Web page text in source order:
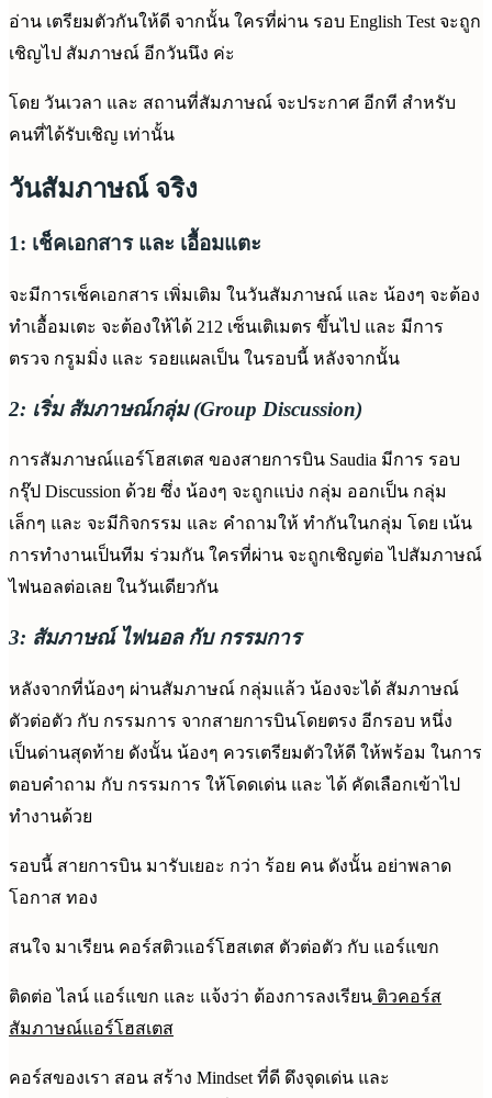
อ่าน เตรียมตัวกันให้ดี จากนั้น ใครที่ผ่าน รอบ English Test จะถูก
เชิญไป สัมภาษณ์ อีกวันนึง ค่ะ
โดย วันเวลา และ สถานที่สัมภาษณ์ จะประกาศ อีกที สำหรับ
คนที่ได้รับเชิญ เท่านั้น
วันสัมภาษณ์ จริง
1: เช็คเอกสาร และ เอื้อมแตะ
จะมีการเช็คเอกสาร เพิ่มเติม ในวันสัมภาษณ์ และ น้องๆ จะต้อง
ทำเอื้อมเตะ จะต้องให้ได้ 212 เซ็นเติเมตร ขึ้นไป และ มีการ
ตรวจ กรูมมิ่ง และ รอยแผลเป็น ในรอบนี้ หลังจากนั้น
2: เริ่ม สัมภาษณ์กลุ่ม (Group Discussion)
การสัมภาษณ์แอร์โฮสเตส ของสายการบิน Saudia มีการ รอบ
กรุ๊ป Discussion ด้วย ซึ่ง น้องๆ จะถูกแบ่ง กลุ่ม ออกเป็น กลุ่ม
เล็กๆ และ จะมีกิจกรรม และ คำถามให้ ทำกันในกลุ่ม โดย เน้น
การทำงานเป็นทีม ร่วมกัน ใครที่ผ่าน จะถูกเชิญต่อ ไปสัมภาษณ์
ไฟนอลต่อเลย ในวันเดียวกัน
3: สัมภาษณ์ ไฟนอล กับ กรรมการ
หลังจากที่น้องๆ ผ่านสัมภาษณ์ กลุ่มแล้ว น้องจะได้ สัมภาษณ์
ตัวต่อตัว กับ กรรมการ จากสายการบินโดยตรง อีกรอบ หนึ่ง
เป็นด่านสุดท้าย ดังนั้น น้องๆ ควรเตรียมตัวให้ดี ให้พร้อม ในการ
ตอบคำถาม กับ กรรมการ ให้โดดเด่น และ ได้ คัดเลือกเข้าไป
ทำงานด้วย
รอบนี้ สายการบิน มารับเยอะ กว่า ร้อย คน ดังนั้น อย่าพลาด
โอกาส ทอง
สนใจ มาเรียน คอร์สติวแอร์โฮสเตส ตัวต่อตัว กับ แอร์แขก
ติดต่อ ไลน์ แอร์แขก และ แจ้งว่า ต้องการลงเรียน ติวคอร์ส
สัมภาษณ์แอร์โฮสเตส
คอร์สของเรา สอน สร้าง Mindset ที่ดี ดึงจุดเด่น และ